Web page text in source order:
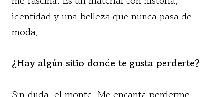
identidad y una belleza que nunca pasa de
moda.
¿Hay algún sitio donde te gusta perderte?
Sin duda, el monte. Me encanta perderme